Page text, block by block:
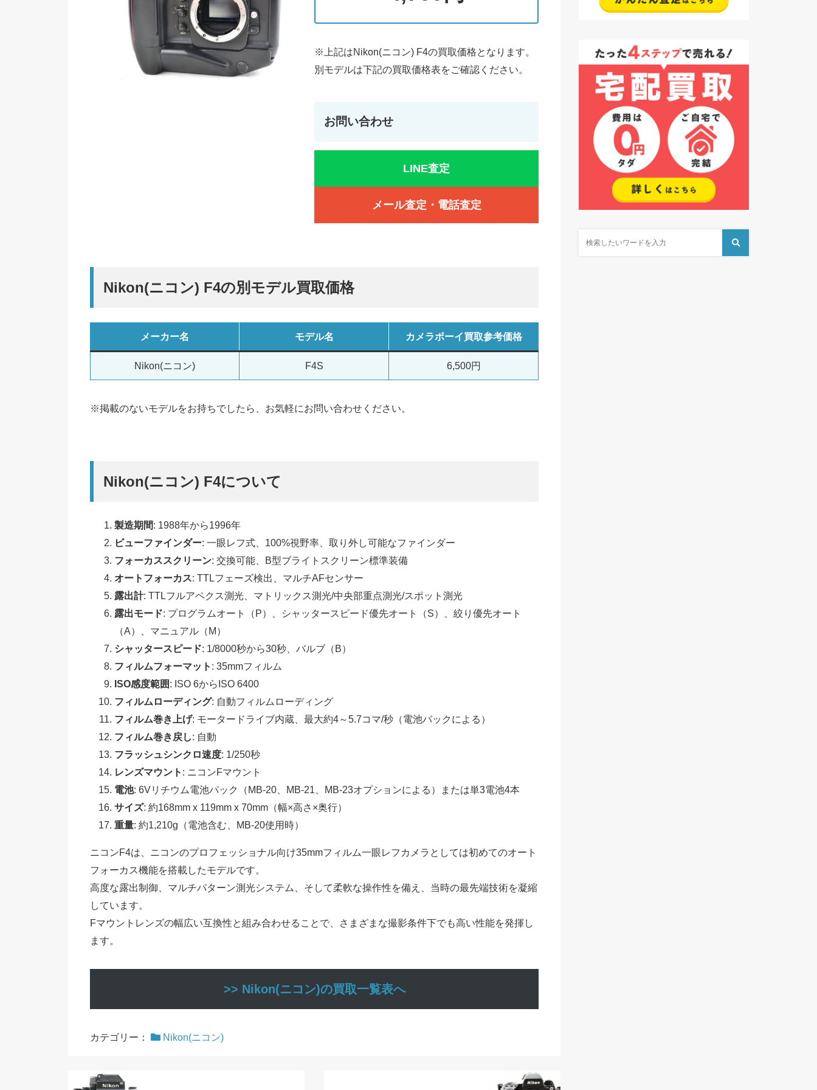
※上記はNikon(ニコン) F4の買取価格となります。
別モデルは下記の買取価格表をご確認ください。
お問い合わせ
LINE査定
メール査定・電話査定
Nikon(ニコン) F4の別モデル買取価格
メーカー名 モデル名 カメラボーイ買取参考価格
Nikon(ニコン) F4S 6,500円
※掲載のないモデルをお持ちでしたら、お気軽にお問い合わせください。
Nikon(ニコン) F4について
製造期間: 1988年から1996年
ビューファインダー: 一眼レフ式、100%視野率、取り外し可能なファインダー
フォーカススクリーン: 交換可能、B型ブライトスクリーン標準装備
オートフォーカス: TTLフェーズ検出、マルチAFセンサー
露出計: TTLフルアペクス測光、マトリックス測光/中央部重点測光/スポット測光
露出モード: プログラムオート（P）、シャッタースピード優先オート（S）、絞り優先オート
（A）、マニュアル（M）
シャッタースピード: 1/8000秒から30秒、バルブ（B）
フィルムフォーマット : 35mmフィルム
ISO感度範囲: ISO 6からISO 6400
フィルムローディング: 自動フィルムローディング
フィルム巻き上げ: モータードライブ内蔵、最大約4～5.7コマ/秒（電池パックによる）
フィルム巻き戻し: 自動
フラッシュシンクロ速度: 1/250秒
レンズマウント : ニコンFマウント
電池: 6Vリチウム電池パック（MB-20、MB-21、MB-23オプションによる）または単3電池4本
サイズ: 約168mm x 119mm x 70mm（幅×高さ×奥行）
重量: 約1,210g（電池含む、MB-20使用時）
ニコンF4は、ニコンのプロフェッショナル向け35mmフィルム一眼レフカメラとしては初めてのオート
フォーカス機能を搭載したモデルです。
高度な露出制御、マルチパターン測光システム、そして柔軟な操作性を備え、当時の最先端技術を凝縮
しています。
Fマウントレンズの幅広い互換性と組み合わせることで、さまざまな撮影条件下でも高い性能を発揮し
ます。
>> Nikon(ニコン)の買取一覧表へ
カテゴリー： Nikon(ニコン)